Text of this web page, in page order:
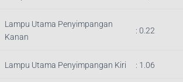
Lampu Utama Penyimpangan
Kanan
: 0.22
Lampu Utama Penyimpangan Kiri : 1.06